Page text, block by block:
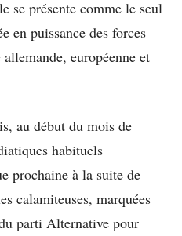
se présente comme le seul
en puissance des forces
européenne et
au début du mois de
habituels
prochaine à la suite de
calamiteuses, marquées
parti Alternative pour